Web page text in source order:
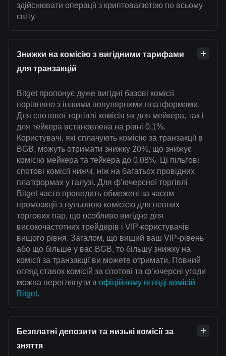
здійснювати операції з криптовалютою по всьому
світу.
Знижки на комісію з вигідними тарифами
для транзакцій
Bitget пропонує дуже вигідні базові комісії
порівняно з іншими популярними платформами.
Для спотової торгівлі комісія як для мейкера, так і
для тейкера встановлена на рівні 0,1%.
Користувачі, які сплачують комісію за транзакції в
BGB, можуть отримати знижку 20%, що знижує
комісію мейкера та тейкера до 0,08%. Ці пільгові
спотові комісії нижчі, ніж на багатьох провідних
платформах у галузі. Для ф’ючерсної торгівлі
Bitget часто проводить обмежені за часом
промоакції з нульовою комісією для певних
торгових пар, що особливо вигідно для
високочастотних трейдерів і VIP-користувачів
вищого рівня. Загалом, що вищий ваш VIP-рівень
або що більше у вас BGB, то більшу знижку на
комісії за транзакції ви можете отримати. Повний
огляд ставок комісій за спотові та ф’ючерсні угоди
можна переглянути в офіційному огляді комісій
Bitget.
Безплатні депозити та низькі комісії за
зняття